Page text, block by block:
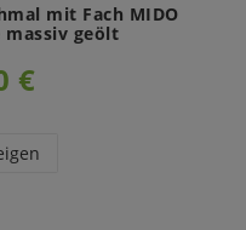
mit Fach MIDO
massiv geölt
€